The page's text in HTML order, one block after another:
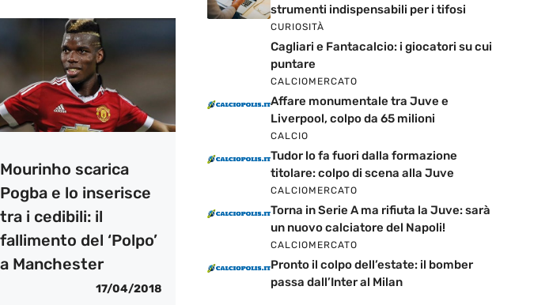
Mourinho scarica
Pogba e lo inserisce
tra i cedibili: il
fallimento del ‘Polpo’
a Manchester
17/04/2018
strumenti indispensabili per i tifosi
CURIOSITÀ
Cagliari e Fantacalcio: i giocatori su cui
puntare
CALCIOMERCATO
Affare monumentale tra Juve e
Liverpool, colpo da 65 milioni
CALCIO
Tudor lo fa fuori dalla formazione
titolare: colpo di scena alla Juve
CALCIOMERCATO
Torna in Serie A ma rifiuta la Juve: sarà
un nuovo calciatore del Napoli!
CALCIOMERCATO
Pronto il colpo dell’estate: il bomber
passa dall’Inter al Milan